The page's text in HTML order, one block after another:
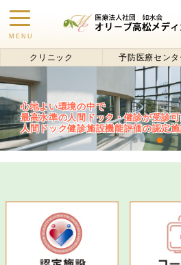
toggle
navigation
MENU
クリニック 予防医療センタ
心地よい環境の中で
最高水準の人間ドック・健診が受診
人間ドック健診施設機能評価の認定